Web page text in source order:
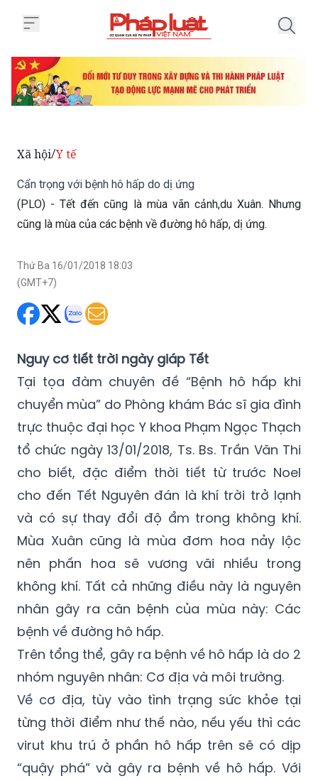
Xã hội/Y tế
Cẩn trọng với bệnh hô hấp do dị ứng
(PLO) - Tết đến cũng là mùa vãn cảnh,du Xuân. Nhưng
cũng là mùa của các bệnh về đường hô hấp, dị ứng.
Thứ Ba 16/01/2018 18:03
(GMT+7)
Nguy cơ tiết trời ngày giáp Tết
Tại tọa đàm chuyên đề “Bệnh hô hấp khi
chuyển mùa” do Phòng khám Bác sĩ gia đình
trực thuộc đại học Y khoa Phạm Ngọc Thạch
tổ chức ngày 13/01/2018, Ts. Bs. Trần Văn Thi
cho biết, đặc điểm thời tiết từ trước Noel
cho đến Tết Nguyên đán là khí trời trở lạnh
và có sự thay đổi độ ẩm trong không khí.
Mùa Xuân cũng là mùa đơm hoa nảy lộc
nên phấn hoa sẽ vương vãi nhiều trong
không khí. Tất cả những điều này là nguyên
nhân gây ra căn bệnh của mùa này: Các
bệnh về đường hô hấp.
Trên tổng thể, gây ra bệnh về hô hấp là do 2
nhóm nguyên nhân: Cơ địa và môi trường.
Về cơ địa, tùy vào tình trạng sức khỏe tại
từng thời điểm như thế nào, nếu yếu thì các
virut khu trú ở phần hô hấp trên sẽ có dịp
“quậy phá” và gây ra bệnh về hô hấp. Với